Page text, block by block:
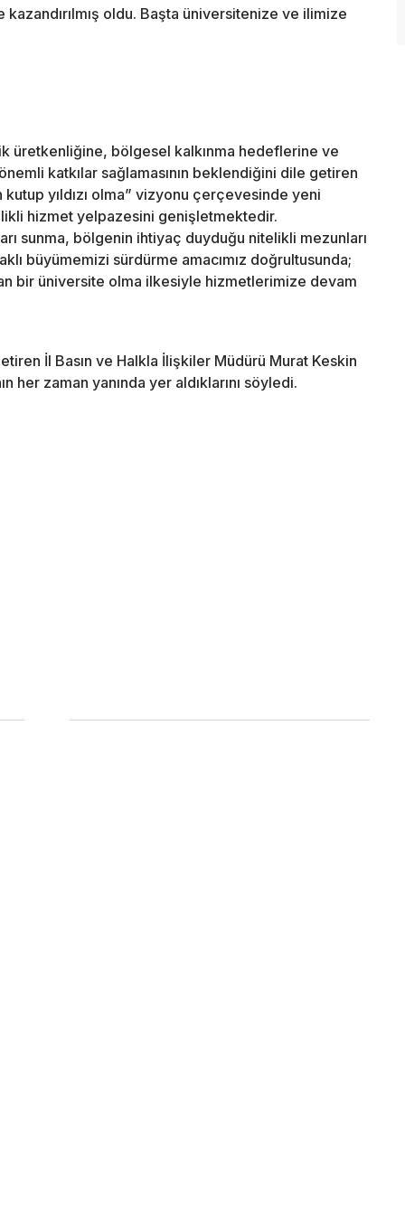
oldu. Başta üniversitenize ve ilimize
üretkenliğine, bölgesel kalkınma hedeflerine ve
katkılar sağlamasının beklendiğini dile getiren
yıldızı olma” vizyonu çerçevesinde yeni
hizmet yelpazesini genişletmektedir.
sunma, bölgenin ihtiyaç duyduğu nitelikli mezunları
büyümemizi sürdürme amacımız doğrultusunda;
bir üniversite olma ilkesiyle hizmetlerimize devam
İl Basın ve Halkla İlişkiler Müdürü Murat Keskin
her zaman yanında yer aldıklarını söyledi.